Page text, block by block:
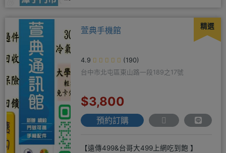
精選
萱典手機館
4.9
(190)
台中市北屯區東山路一段189之17號
$3,800
預約訂購
【遠傳499&台哥大499上網吃到飽 】